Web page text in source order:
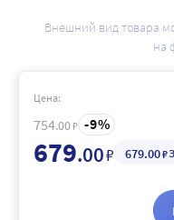
Внешний вид товара
на
Цена:
754.00₽ 9
679.00₽ 679.00₽